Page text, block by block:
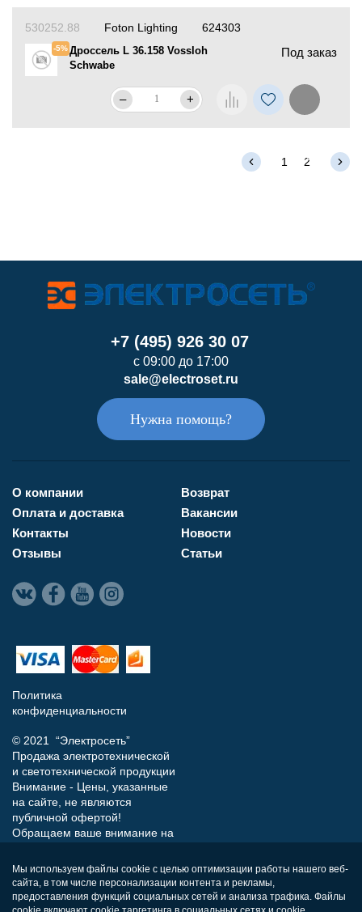
624303
530252.88
-5%Дроссель L 36.158 Vossloh
Schwabe
Под заказ
Foton Lighting
– +
1 2
+7 (495) 926 30 07
с 09:00 до 17:00
sale@electroset.ru
Нужна помощь?
О компании
Оплата и доставка
Контакты
Отзывы
Возврат
Вакансии
Новости
Статьи
Политика
конфиденциальности
© 2021 “Электросеть”
Продажа электротехнической
и светотехнической продукции
Внимание - Цены, указанные
на сайте, не являются
публичной офертой!
Обращаем ваше внимание на
носит исключительно
информационный характер и
ни при каких условиях не
Мы используем файлы cookie с целью оптимизации работы нашего веб-
сайта, в том числе персонализации контента и рекламы,
предоставления функций социальных сетей и анализа трафика. Файлы